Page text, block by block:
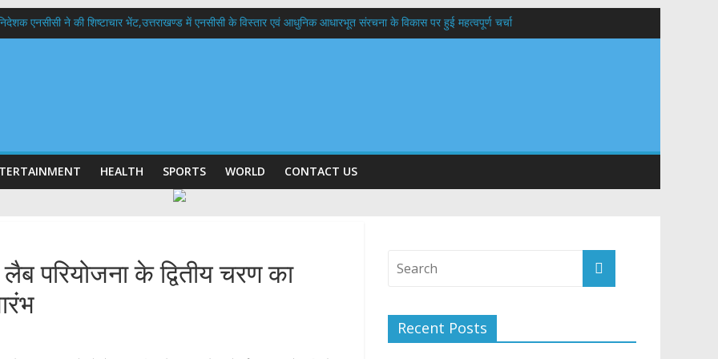
एनसीसी ने की शिष्टाचार भेंट,उत्तराखण्ड में एनसीसी के विस्तार एवं आधुनिक आधारभूत संरचना के विकास पर हुई महत्वपूर्ण चर्चा
फैसला: पशुपालकों को 60% तक सब्सिडी, गंगा एक्सप्रेसवे का हरिद्वार तक होगा विस्तार
HEALTH SPORTS WORLD CONTACT US
परियोजना के द्वितीय चरण का
Recent Posts